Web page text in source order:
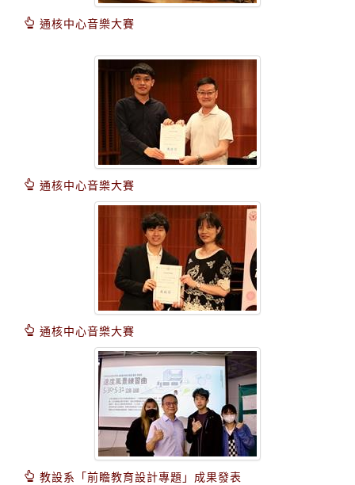
通核中心音樂大賽
通核中心音樂大賽
通核中心音樂大賽
教設系「前瞻教育設計專題」成果發表